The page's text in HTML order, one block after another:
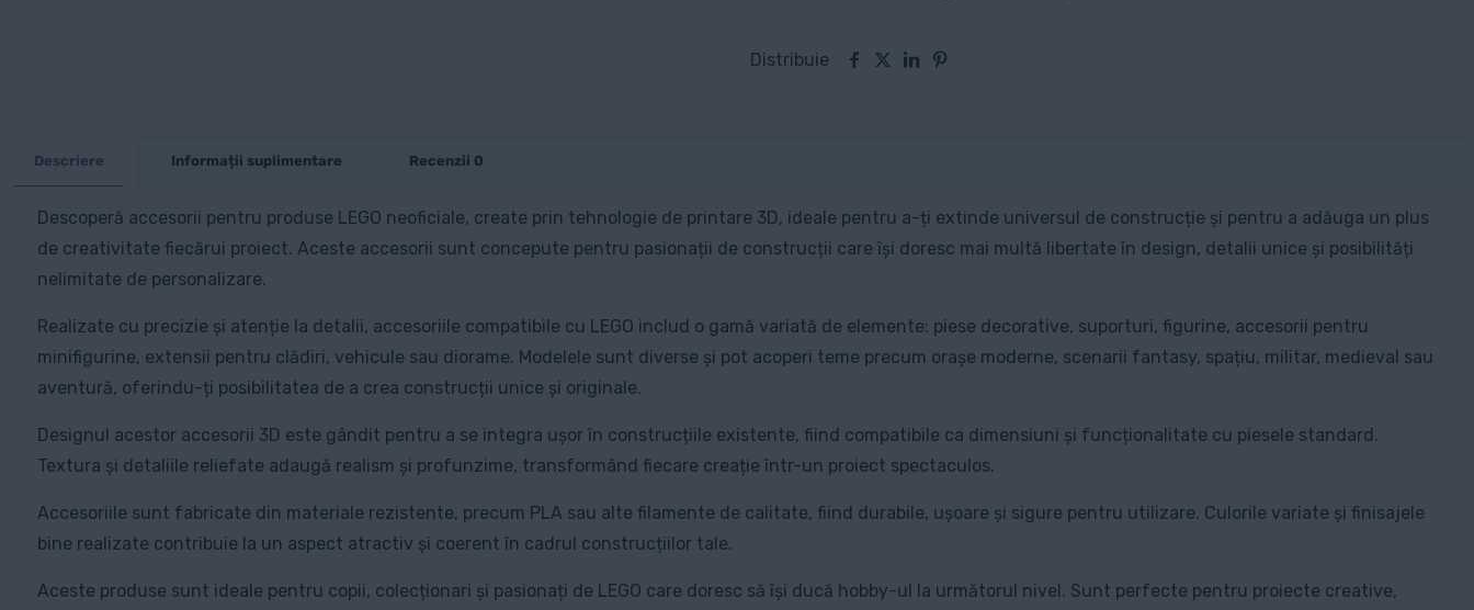
-Distribuie
Descriere Informații suplimentare Recenzii 0
Descoperă accesorii pentru produse LEGO neoficiale, create prin tehnologie de printare 3D, ideale pentru a-ți extinde universul de construcție și pentru a adăuga un plus
de creativitate fiecărui proiect. Aceste accesorii sunt concepute pentru pasionații de construcții care își doresc mai multă libertate în design, detalii unice și posibilități
nelimitate de personalizare.
Realizate cu precizie și atenție la detalii, accesoriile compatibile cu LEGO includ o gamă variată de elemente: piese decorative, suporturi, figurine, accesorii pentru
minifigurine, extensii pentru clădiri, vehicule sau diorame. Modelele sunt diverse și pot acoperi teme precum orașe moderne, scenarii fantasy, spațiu, militar, medieval sau
aventură, oferindu-ți posibilitatea de a crea construcții unice și originale.
Designul acestor accesorii 3D este gândit pentru a se integra ușor în construcțiile existente, fiind compatibile ca dimensiuni și funcționalitate cu piesele standard.
Textura și detaliile reliefate adaugă realism și profunzime, transformând fiecare creație într-un proiect spectaculos.
Accesoriile sunt fabricate din materiale rezistente, precum PLA sau alte filamente de calitate, fiind durabile, ușoare și sigure pentru utilizare. Culorile variate și finisajele
bine realizate contribuie la un aspect atractiv și coerent în cadrul construcțiilor tale.
Aceste produse sunt ideale pentru copii, colecționari și pasionați de LEGO care doresc să își ducă hobby-ul la următorul nivel. Sunt perfecte pentru proiecte creative,